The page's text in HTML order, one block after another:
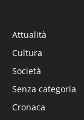
Attualità
Cultura
Società
Senza categoria
Cronaca